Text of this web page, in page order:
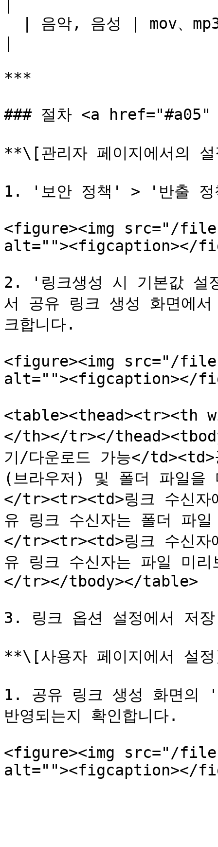
***
### 절차 <a
**\[관리자 페이지에서의
1. '보안 정책' > '반출 정
<figure><img src="/files/
alt=""><figcaption></
2. '링크생성 시 기본값 설
서 공유 링크 생성 화면에
크합니다.
<figure><img src="/files/
alt=""><figcaption></
<table><thead><tr><th
</th></tr></
기/다운로드 가능</td><td>
(브라우저) 및 폴더 파일을
</tr><tr><td>링크 수신자
유 링크 수신자는 폴더 파
</tr><tr><td>링크 수신자
유 링크 수신자는 파일 미
</tr></tbody></table>
3. 링크 옵션 설정에서 저
**\[사용자 페이지에서 설
1. 공유 링크 생성 화면의 '
반영되는지 확인합니다.
<figure><img src="/